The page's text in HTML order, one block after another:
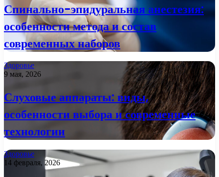
Спинально-эпидуральная анестезия:
особенности метода и состав
современных наборов
Здоровье
9 мая, 2026
Слуховые аппараты: виды,
особенности выбора и современные
технологии
Здоровье
14 февраля, 2026